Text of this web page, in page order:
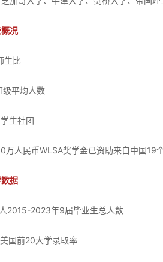
况
生比
级平均人数
生社团
万人民币WLSA奖学金已资助来自中国19
据
2015-2023年9届毕业生总人数‍‍‍‍‍
国前20大学录取率